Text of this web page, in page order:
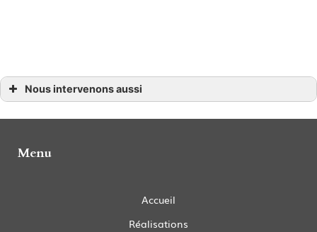
Nous intervenons aussi
Coupe homme Puisseguin
Menu
Accueil
Réalisations